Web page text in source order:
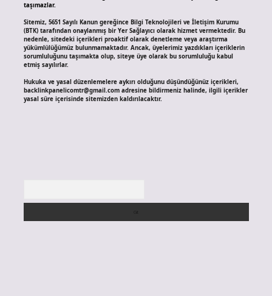
taşımazlar.
Sitemiz, 5651 Sayılı Kanun gereğince Bilgi Teknolojileri ve İletişim Kurumu
(BTK) tarafından onaylanmış bir Yer Sağlayıcı olarak hizmet vermektedir. Bu
nedenle, sitedeki içerikleri proaktif olarak denetleme veya araştırma
yükümlülüğümüz bulunmamaktadır. Ancak, üyelerimiz yazdıkları içeriklerin
sorumluluğunu taşımakta olup, siteye üye olarak bu sorumluluğu kabul
etmiş sayılırlar.
Hukuka ve yasal düzenlemelere aykırı olduğunu düşündüğünüz içerikleri,
backlinkpanelicomtr@gmail.comadresine bildirmeniz halinde, ilgili içerikler
yasal süre içerisinde sitemizden kaldırılacaktır.